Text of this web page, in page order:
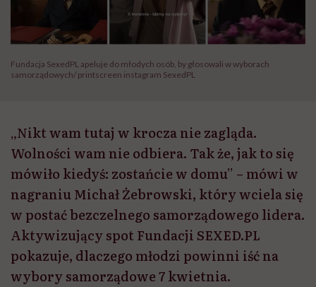
Fundacja SexedPL apeluje do młodych osób, by głosowali w wyborach
samorządowych/ printscreen instagram SexedPL
„Nikt wam tutaj w krocza nie zagląda.
Wolności wam nie odbiera. Tak że, jak to się
mówiło kiedyś: zostańcie w domu” – mówi w
nagraniu Michał Żebrowski, który wciela się
w postać bezczelnego samorządowego lidera.
Aktywizujący spot Fundacji SEXED.PL
pokazuje, dlaczego młodzi powinni iść na
wybory samorządowe 7 kwietnia.